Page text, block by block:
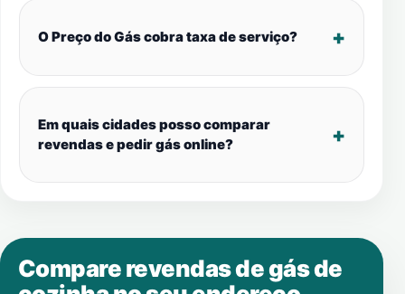
O Preço do Gás cobra taxa de serviço?
Em quais cidades posso comparar
revendas e pedir gás online?
Compare revendas de gás de